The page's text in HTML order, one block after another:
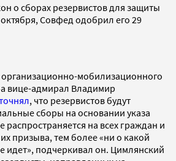
о сборах резервистов для защиты
Совфед одобрил его 29
организационно-мобилизационного
вице-адмирал Владимир
, что резервистов будут
сборы на основании указа
распространяется на всех граждан и
призыва, тем более «ни о какой
идет», подчеркивал он. Цимлянский